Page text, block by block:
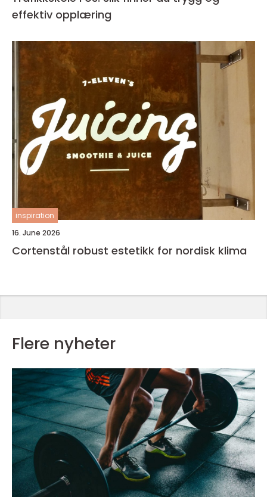
effektiv opplæring
inspiration
16. June 2026
Cortenstål robust estetikk for nordisk klima
Flere nyheter